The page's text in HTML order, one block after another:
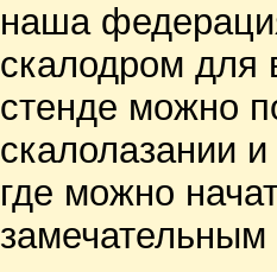
наша
скалодром
стенде можно
скалолазании
где можно